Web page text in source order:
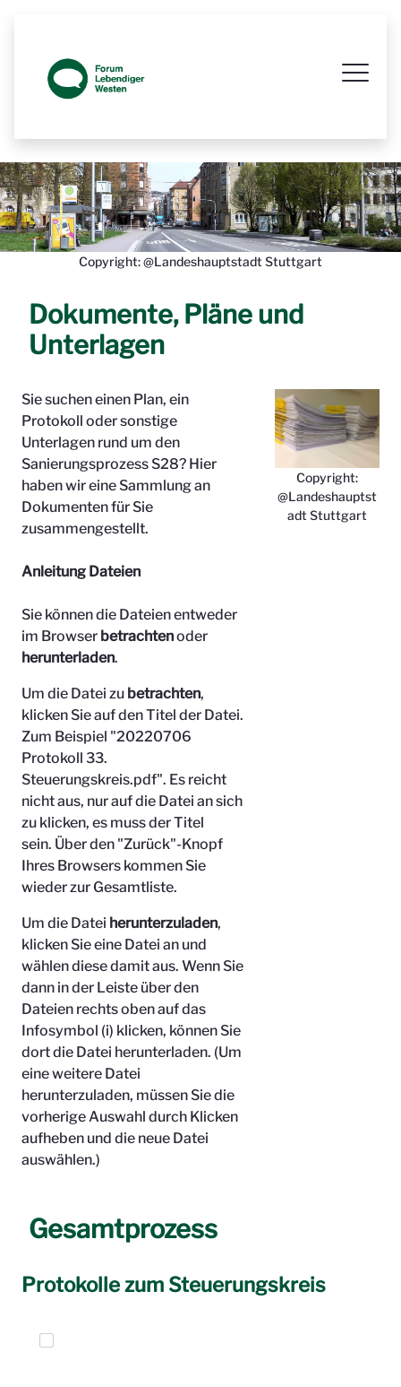
Copyright: @Landeshauptstadt Stuttgart
Dokumente, Pläne und
Unterlagen
Sie suchen einen Plan, ein
Protokoll oder sonstige
Unterlagen rund um den
Sanierungsprozess S28? Hier
haben wir eine Sammlung an
Dokumenten für Sie
zusammengestellt.
Anleitung Dateien
Sie können die Dateien entweder
im Browser betrachtenoder
herunterladen.
Um die Datei zu betrachten,
klicken Sie auf den Titel der Datei.
Zum Beispiel "20220706
Protokoll 33.
Steuerungskreis.pdf". Es reicht
nicht aus, nur auf die Datei an sich
zu klicken, es muss der Titel
sein. Über den "Zurück"-Knopf
Ihres Browsers kommen Sie
wieder zur Gesamtliste.
Um die Datei herunterzuladen,
klicken Sie eine Datei an und
wählen diese damit aus. Wenn Sie
dann in der Leiste über den
Dateien rechts oben auf das
Infosymbol (i) klicken, können Sie
dort die Datei herunterladen. (Um
eine weitere Datei
herunterzuladen, müssen Sie die
vorherige Auswahl durch Klicken
aufheben und die neue Datei
auswählen.)
Copyright:
@Landeshauptst
adt Stuttgart
Gesamtprozess
Protokolle zum Steuerungskreis
Elemente auswählen